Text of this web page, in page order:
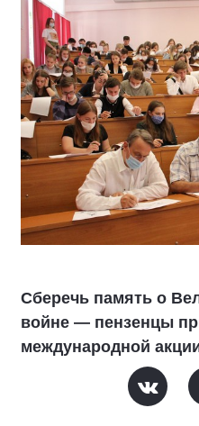
Сберечь память о
войне — пензенцы
международной